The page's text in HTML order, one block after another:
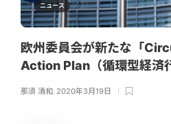
ニュース
欧州委員会が新たな「
Action Plan（循環型経済
那須 清和, 2020年3月19日